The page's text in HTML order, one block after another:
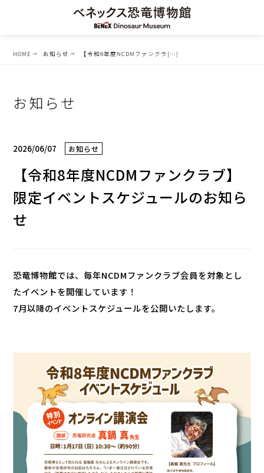
HOME お知らせ 【令和8年度NCDMファンクラ[…]
お知らせ
2026/06/07 お知らせ
【令和8年度NCDMファンクラブ】
限定イベントスケジュールのお知ら
せ
恐竜博物館では、毎年NCDMファンクラブ会員を対象とし
たイベントを開催しています！
7月以降のイベントスケジュールを公開いたします。